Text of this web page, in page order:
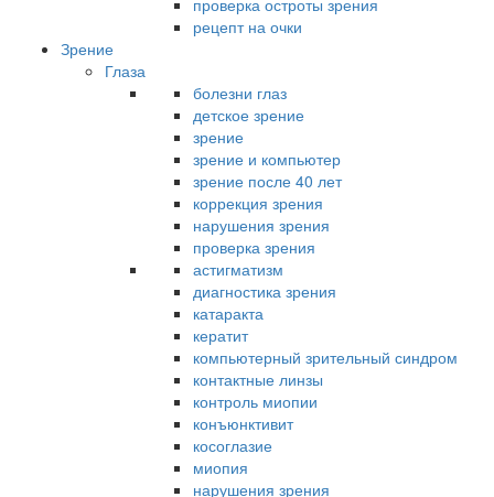
проверка остроты зрения
рецепт на очки
Зрение
Глаза
болезни глаз
детское зрение
зрение
зрение и компьютер
зрение после 40 лет
коррекция зрения
нарушения зрения
проверка зрения
астигматизм
диагностика зрения
катаракта
кератит
компьютерный зрительный синдром
контактные линзы
контроль миопии
конъюнктивит
косоглазие
миопия
нарушения зрения